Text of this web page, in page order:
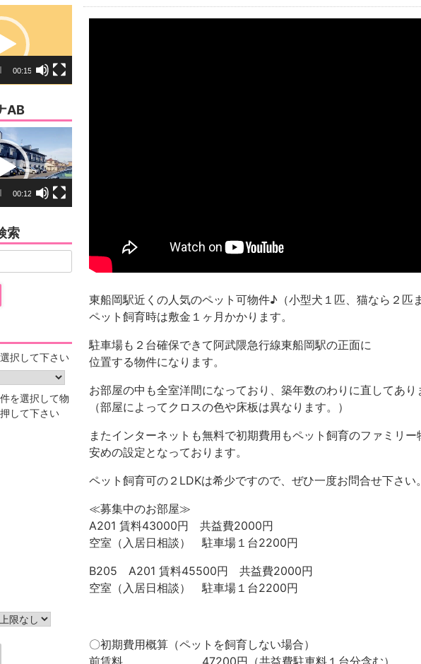
東船岡駅近くの人気のペット可物件♪（小型犬１匹、猫なら２匹
ペット飼育時は敷金１ヶ月かかります。
駐車場も２台確保できて阿武隈急行線東船岡駅の正面に
位置する物件になります。
お部屋の中も全室洋間になっており、築年数のわりに直してあり
（部屋によってクロスの色や床板は異なります。）
またインターネットも無料で初期費用もペット飼育のファミリー
安めの設定となっております。
ペット飼育可の２LDKは希少ですので、ぜひ一度お問合せ下さい。
≪募集中のお部屋≫
A201 賃料43000円 共益費2000円
空室（入居日相談） 駐車場１台2200円
B205 A201 賃料45500円 共益費2000円
空室（入居日相談） 駐車場１台2200円
〇初期費用概算（ペットを飼育しない場合）
前賃料 47200円（共益費駐車料１台分含む）
00:15
AB
00:12
索
択して下さい
を選択して物
して下さい